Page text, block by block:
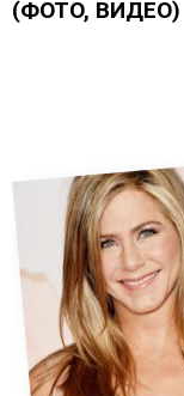
(ФОТО, ВИДЕО)